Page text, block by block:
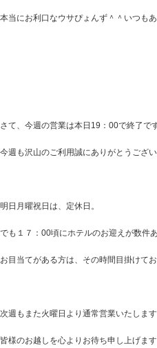
本当にお利口なウサぴょんず＾＾いつも
さて、今週の営業は本日19：00で終了で
今週も沢山のご利用誠にありがとうござい
明日月曜祝日は、定休日。
でも１７：00頃にホテルのお迎えが数件
お目当てがある方は、その時間目掛けて
次週もまた火曜日より通常営業いたします
皆様のお越しを心よりお待ち申し上げま